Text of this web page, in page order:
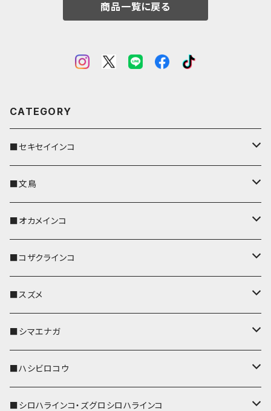
商品一覧に戻る
CATEGORY
■セキセイインコ
キーカバー
キーホルダー
パスケース
リール付きストラップ
リールのみ
ストラップ付
IDカードホルダー
キーケース
名刺入れ・カードケース
■文鳥
キーカバー
キーホルダー
パスケース
リール付きストラップ
リールのみ
ストラップ付
キーケース
名刺入れ・カードケース
■オカメインコ
キーカバー
キーホルダー
パスケース
IDカードホルダー
リール付きストラップ
■コザクラインコ
キーカバー
キーホルダー
パスケース
リール付きストラップ
■スズメ
キーカバー
キーホルダー
パスケース
■シマエナガ
キーカバー
キーホルダー
■ハシビロコウ
キーカバー
■シロハラインコ・ズグロシロハラインコ